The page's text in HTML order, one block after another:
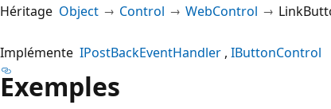
Héritage Object Control WebControl
Implémente IPostBackEventHandler IButtonControl
Exemples